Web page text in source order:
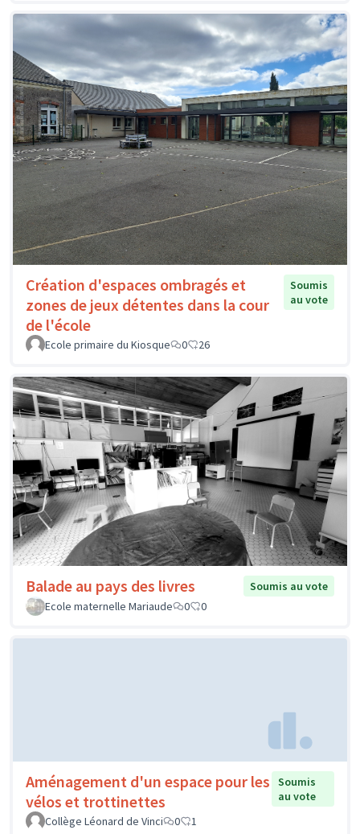
Création d'espaces ombragés et
zones de jeux détentes dans la cour
de l'école
Soumis
au vote
Ecole primaire du Kiosque 0 26
Balade au pays des livres
Soumis au vote
Ecole maternelle Mariaude
0 0
Aménagement d'un espace pour les
vélos et trottinettes
Soumis
au vote
Collège Léonard de Vinci
0 1